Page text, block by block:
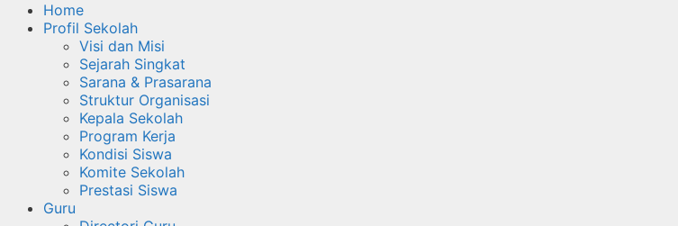
Home
Profil Sekolah
Visi dan Misi
Sejarah Singkat
Sarana & Prasarana
Struktur Organisasi
Kepala Sekolah
Program Kerja
Kondisi Siswa
Komite Sekolah
Prestasi Siswa
Guru